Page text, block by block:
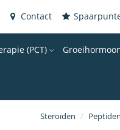
Contact
(PCT)
Steroïden Peptiden